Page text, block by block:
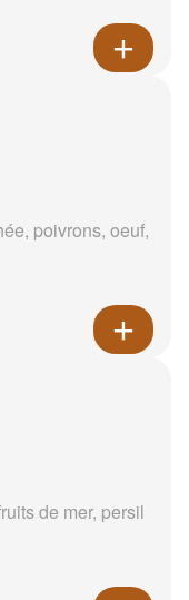
poivrons, oeuf,
de mer, persil